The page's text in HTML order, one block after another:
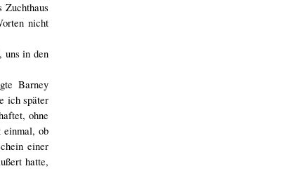
nicht
uns in den
Barney
ich später
ohne
einmal, ob
einer
hatte,